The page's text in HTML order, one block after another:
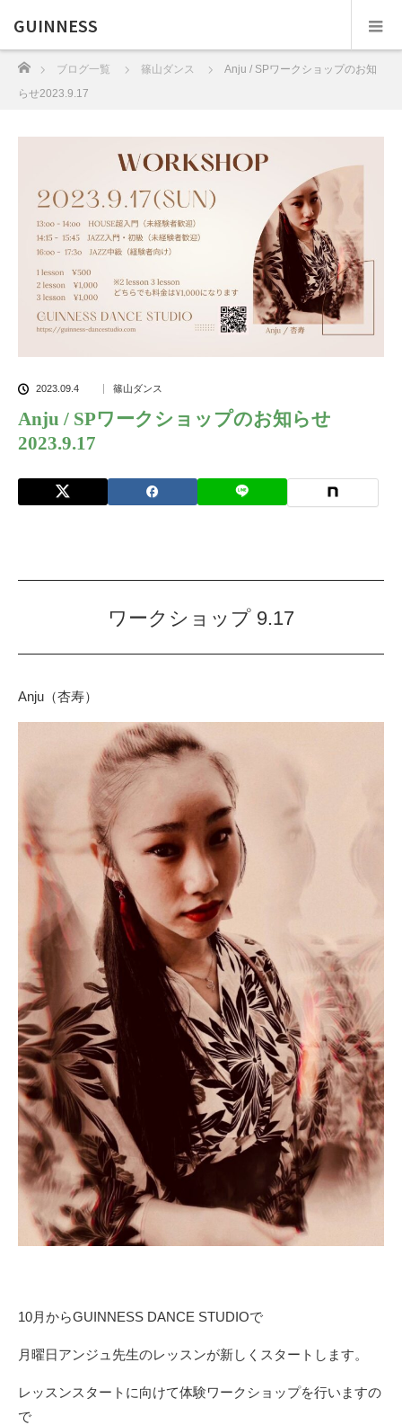
GUINNESS
ブログ一覧 篠山ダンス
Anju / SPワークショップのお知
らせ2023.9.17
2023.09.4 篠山ダンス
Anju / SPワークショップのお知らせ
2023.9.17
ワークショップ 9.17
Anju（杏寿）
10月からGUINNESS DANCE STUDIOで
月曜日アンジュ先生のレッスンが新しくスタートします。
レッスンスタートに向けて体験ワークショップを行いますの
で